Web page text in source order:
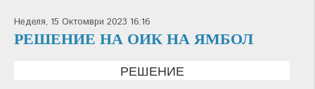
Неделя, 15 Октомври 2023 16:16
РЕШЕНИЕ НА ОИК НА ЯМБОЛ
РЕШЕНИЕ